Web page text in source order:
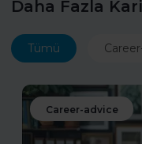
Daha Fazla
Tümü
Career-advice